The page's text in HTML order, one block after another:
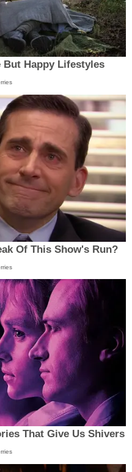
But Happy Lifestyles
Of This Show's Run?
That Give Us Shivers